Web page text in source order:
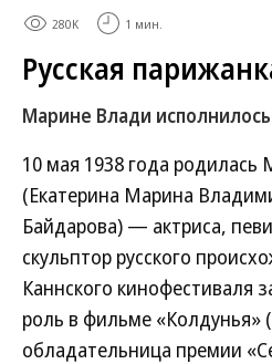
280K 1 мин.
Русская
Марине Влади
10 мая 1938 года
(Екатерина Марина
Байдарова) — актриса,
скульптор русского
Каннского кинофестиваля
роль в фильме «Колдунья»
обладательница премии